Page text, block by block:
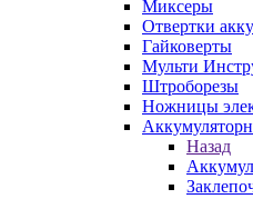
Миксеры
Отвертки
Гайковерты
Мульти
Штроборезы
Ножницы
Назад